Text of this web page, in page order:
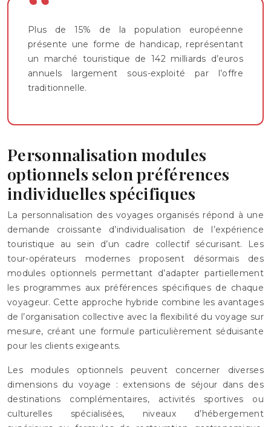
Plus de 15% de la population européenne
présente une forme de handicap, représentant
un marché touristique de 142 milliards d’euros
annuels largement sous-exploité par l’offre
traditionnelle.
Personnalisation modules
optionnels selon préférences
individuelles spécifiques
La personnalisation des voyages organisés répond à une
demande croissante d’individualisation de l’expérience
touristique au sein d’un cadre collectif sécurisant. Les
tour-opérateurs modernes proposent désormais des
modules optionnels permettant d’adapter partiellement
les programmes aux préférences spécifiques de chaque
voyageur. Cette approche hybride combine les avantages
de l’organisation collective avec la flexibilité du voyage sur
mesure, créant une formule particulièrement séduisante
pour les clients exigeants.
Les modules optionnels peuvent concerner diverses
dimensions du voyage : extensions de séjour dans des
destinations complémentaires, activités sportives ou
culturelles spécialisées, niveaux d’hébergement